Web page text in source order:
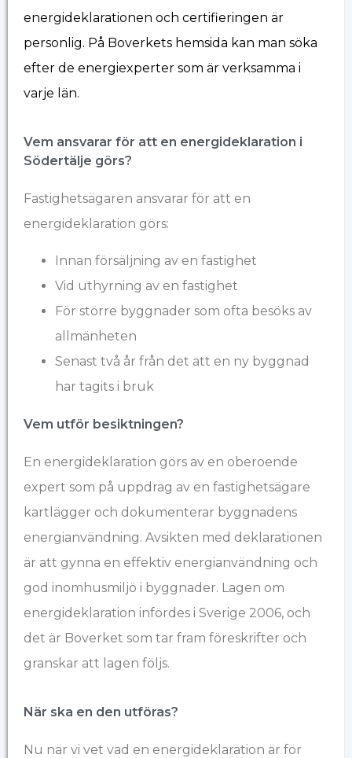
energideklarationen och certifieringen är
personlig. På Boverkets hemsida kan man söka
efter de energiexperter som är verksamma i
varje län.
Vem ansvarar för att en energideklaration i
Södertälje görs?
Fastighetsägaren ansvarar för att en
energideklaration görs:
Innan försäljning av en fastighet
Vid uthyrning av en fastighet
För större byggnader som ofta besöks av
allmänheten
Senast två år från det att en ny byggnad
har tagits i bruk
Vem utför besiktningen?
En energideklaration görs av en oberoende
expert som på uppdrag av en fastighetsägare
kartlägger och dokumenterar byggnadens
energianvändning. Avsikten med deklarationen
är att gynna en effektiv energianvändning och
god inomhusmiljö i byggnader. Lagen om
energideklaration infördes i Sverige 2006, och
det är Boverket som tar fram föreskrifter och
granskar att lagen följs.
När ska en den utföras?
Nu när vi vet vad en energideklaration är för